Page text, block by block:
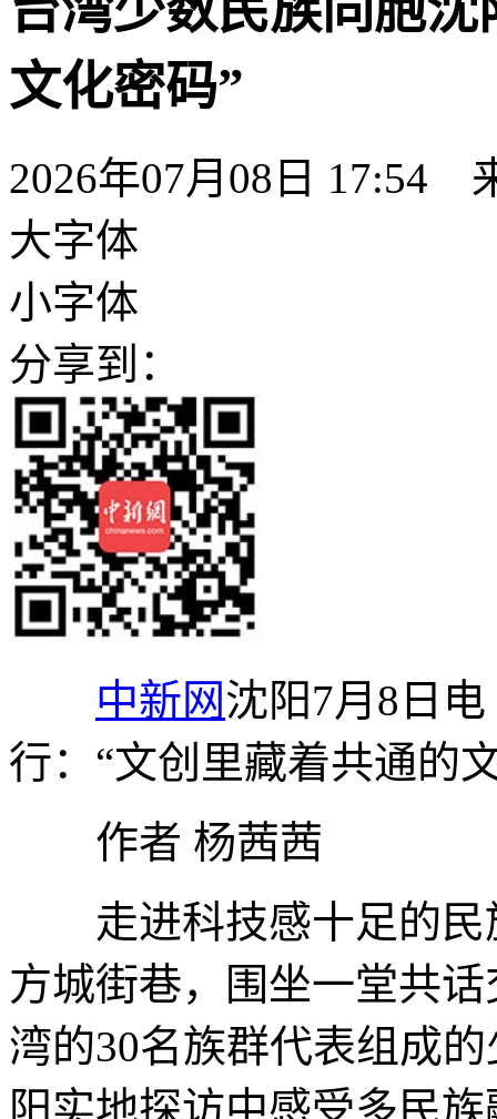
文化密码”
2026年07月08日 17:54
大字体
小字体
分享到：
中新网沈阳7月8日
行：“文创里藏着共通的
作者 杨茜茜
走进科技感十足的民
方城街巷，围坐一堂共
湾的30名族群代表组成
阳实地探访中感受多民